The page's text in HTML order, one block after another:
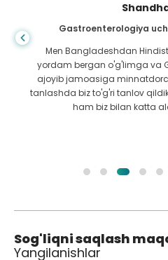
Gastroenterologiya
Men Bangladeshdan
yordam bergan o'g'limga va
ajoyib jamoasiga
tanlashda biz to'g'ri tanlov
ham biz bilan katta
Sog'liqni saqlash
Yangilanishlar